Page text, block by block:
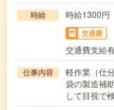
時給 時給1300円
交通費
交通費支給
仕事内容
軽作業（仕
袋の製造補
して目視で